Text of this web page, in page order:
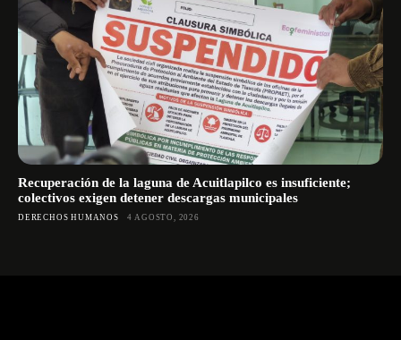
Recuperación de la laguna de Acuitlapilco es insuficiente;
colectivos exigen detener descargas municipales
DERECHOS HUMANOS 4 AGOSTO, 2026